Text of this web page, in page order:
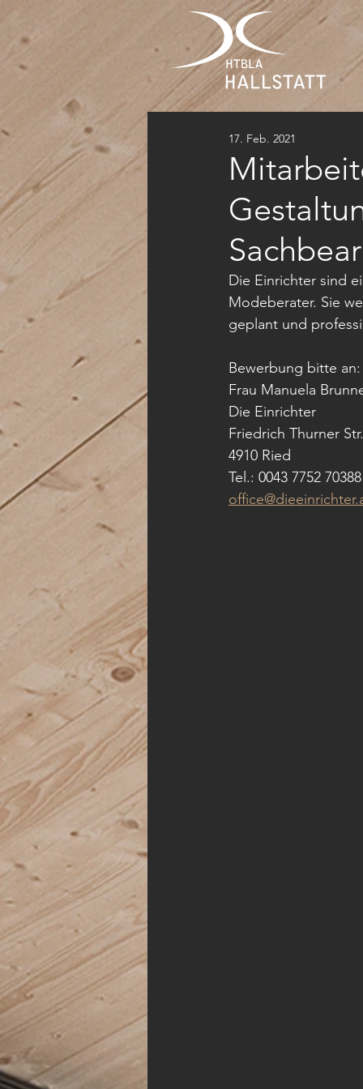
17. Feb. 2021
Die Einrichter sind
Modeberater. Sie
geplant und
Bewerbung bitte
Frau Manuela
Die Einrichter
Friedrich Thurner
4910 Ried
Tel.: 0043 7752